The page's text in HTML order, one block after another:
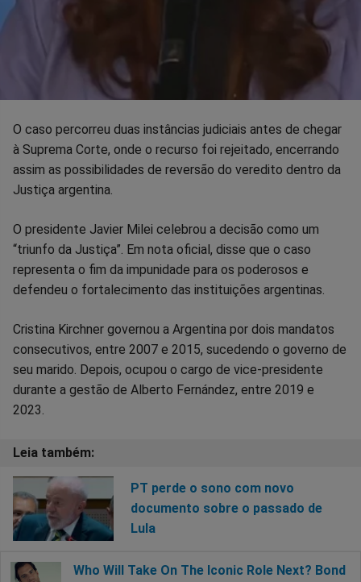
O caso percorreu duas instâncias judiciais antes de chegar
à Suprema Corte, onde o recurso foi rejeitado, encerrando
assim as possibilidades de reversão do veredito dentro da
Justiça argentina.
O presidente Javier Milei celebrou a decisão como um
“triunfo da Justiça”. Em nota oficial, disse que o caso
representa o fim da impunidade para os poderosos e
defendeu o fortalecimento das instituições argentinas.
Cristina Kirchner governou a Argentina por dois mandatos
consecutivos, entre 2007 e 2015, sucedendo o governo de
seu marido. Depois, ocupou o cargo de vice-presidente
durante a gestão de Alberto Fernández, entre 2019 e
2023.
PT perde o sono com novo
documento sobre o passado de
Lula